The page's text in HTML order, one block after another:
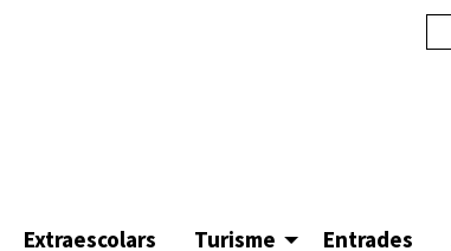
Extraescolars Turisme Entrades